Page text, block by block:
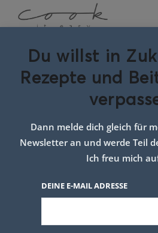
Du willst in
Rezepte und
Dann melde dich gleich für
Newsletter an und werde Teil
Ich freu mich
DEINE E-MAIL ADRESSE